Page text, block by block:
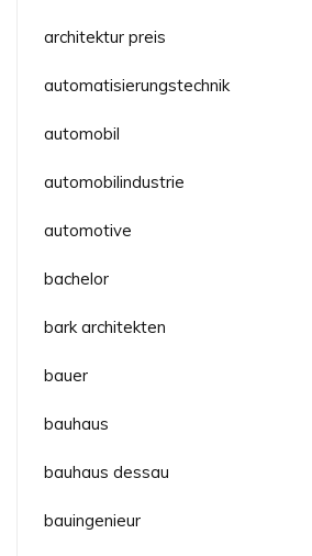
architektur preis
automatisierungstechnik
automobil
automobilindustrie
automotive
bachelor
bark architekten
bauer
bauhaus
bauhaus dessau
bauingenieur